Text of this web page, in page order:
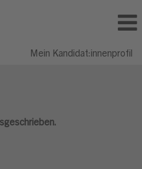
Mein Kandidat:innenprofil